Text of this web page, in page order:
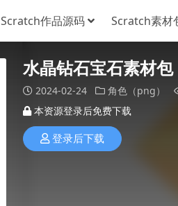
Scratch作品源码 Scratch素材
水晶钻石宝石素材包
2024-02-24 角色（png）
本资源登录后免费下载
登录后下载